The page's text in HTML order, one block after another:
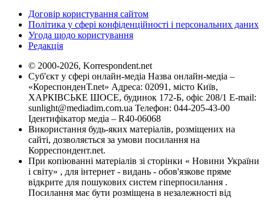
Договір користування сайтом
Політика у сфері конфіденційності і персональних даних
Угода щодо користування
Редакція
© 2000-2026, Korrespondent.net
Суб'єкт у сфері онлайн-медіа Назва онлайн-медіа –
«КореспонденТ.net» Адреса: 02091, місто Київ,
ХАРКІВСЬКЕ ШОСЕ, будинок 172-Б, офіс 208/1 E-mail:
sunlight@mediadim.com.ua Телефон: 044-205-43-00
Ідентифікатор медіа – R40-06068
Використання будь-яких матеріалів, розміщених на
сайті, дозволяється за умови посилання на
Корреспондент.net.
При копіюванні матеріалів зі сторінки « Новини України
і світу» , для інтернет - видань - обов'язкове пряме
відкрите для пошукових систем гіперпосилання .
Посилання має бути розміщена в незалежності від